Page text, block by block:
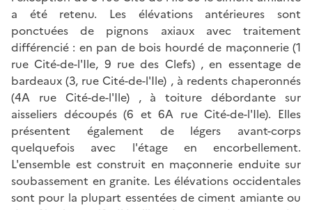
a été retenu. Les élévations antérieures sont
ponctuées de pignons axiaux avec traitement
différencié : en pan de bois hourdé de maçonnerie (1
rue Cité-de-l'Ile, 9 rue des Clefs) , en essentage de
bardeaux (3, rue Cité-de-l'Ile) , à redents chaperonnés
(4A rue Cité-de-l'Ile) , à toiture débordante sur
aisseliers découpés (6 et 6A rue Cité-de-l'Ile). Elles
présentent également de légers avant-corps
quelquefois avec l'étage en encorbellement.
L'ensemble est construit en maçonnerie enduite sur
soubassement en granite. Les élévations occidentales
sont pour la plupart essentées de ciment amiante ou